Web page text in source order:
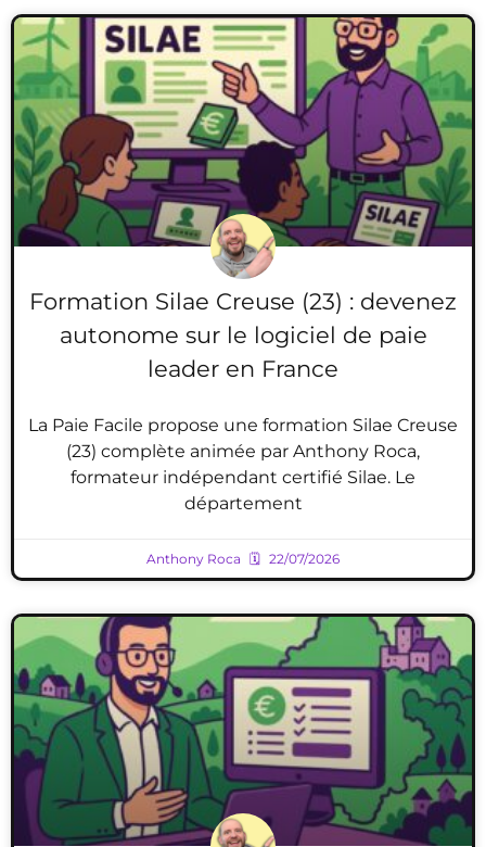
Formation Silae Creuse (23) : devenez
autonome sur le logiciel de paie
leader en France
La Paie Facile propose une formation Silae Creuse
(23) complète animée par Anthony Roca,
formateur indépendant certifié Silae. Le
département
Anthony Roca 22/07/2026